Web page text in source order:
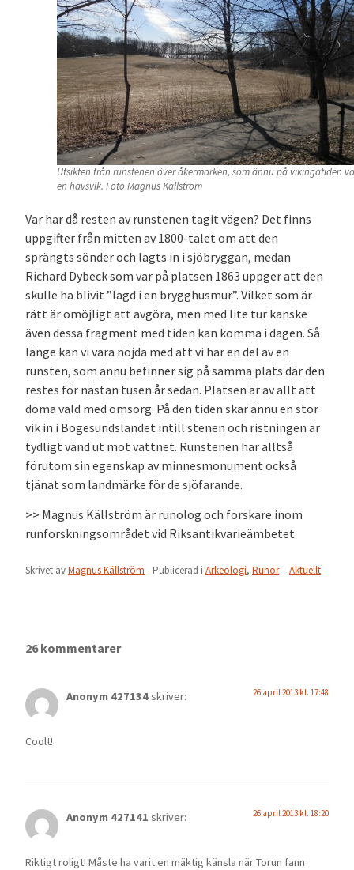
Utsikten från runstenen över åkermarken, som ännu på vikingatiden
en havsvik. Foto Magnus Källström
Var har då resten av runstenen tagit vägen? Det finns
uppgifter från mitten av 1800-talet om att den
sprängts sönder och lagts in i sjöbryggan, medan
Richard Dybeck som var på platsen 1863 uppger att den
skulle ha blivit ”lagd i en brygghusmur”. Vilket som är
rätt är omöjligt att avgöra, men med lite tur kanske
även dessa fragment med tiden kan komma i dagen. Så
länge kan vi vara nöjda med att vi har en del av en
runsten, som ännu befinner sig på samma plats där den
restes för nästan tusen år sedan. Platsen är av allt att
döma vald med omsorg. På den tiden skar ännu en stor
vik in i Bogesundslandet intill stenen och ristningen är
tydligt vänd ut mot vattnet. Runstenen har alltså
förutom sin egenskap av minnesmonument också
tjänat som landmärke för de sjöfarande.
>> Magnus Källström är runolog och forskare inom
runforskningsområdet vid Riksantikvarieämbetet.
Skrivet avMagnus Källström - Publicerad i Arkeologi, Runor Aktuellt
26 kommentarer
Anonym 427134skriver: 26 april 2013 kl. 17:48
Coolt!
Anonym 427141 skriver: 26 april 2013 kl. 18:20
Riktigt roligt! Måste ha varit en mäktig känsla när Torun fann